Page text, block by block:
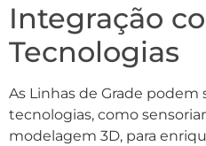
Integração
Tecnologias
As Linhas de Grade podem
tecnologias, como
modelagem 3D, para